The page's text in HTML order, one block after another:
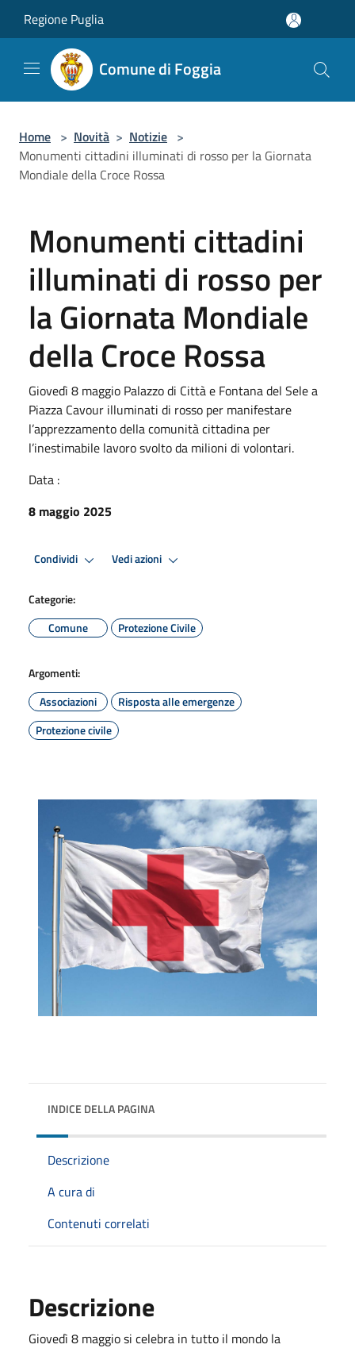
Regione Puglia
Comune di Foggia
Home > Novità > Notizie >
Monumenti cittadini illuminati di rosso per la Giornata
Mondiale della Croce Rossa
Monumenti cittadini
illuminati di rosso per
la Giornata Mondiale
della Croce Rossa
Giovedì 8 maggio Palazzo di Città e Fontana del Sele a
Piazza Cavour illuminati di rosso per manifestare
l’apprezzamento della comunità cittadina per
l’inestimabile lavoro svolto da milioni di volontari.
Data :
8 maggio 2025
Condividi Vedi azioni
Categorie:
Comune
Protezione Civile
Argomenti:
Associazioni
Risposta alle emergenze
Protezione civile
INDICE DELLA PAGINA
Descrizione
A cura di
Contenuti correlati
Descrizione
Giovedì 8 maggio si celebra in tutto il mondo la